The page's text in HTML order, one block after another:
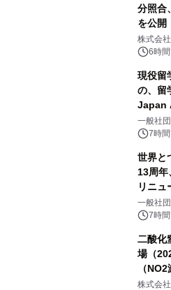
分照合
を公開
株式会
6時
現役留
の、留
Japan
をリリ
一般社
7時
世界と
13周
リニュ
一般社
7時
二酸化
場（
（
ーおよ
株式会